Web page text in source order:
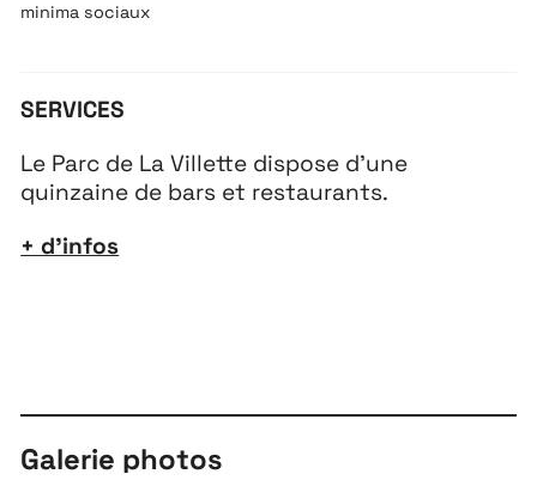
minima sociaux
SERVICES
Le Parc de La Villette dispose d’une
quinzaine de bars et restaurants.
+ d’infos
Galerie photos